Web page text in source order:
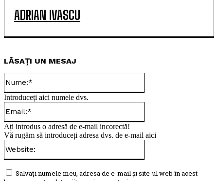
ADRIAN IVASCU
LĂSAȚI UN MESAJ
Introduceți aici numele dvs.
Ați introdus o adresă de e-mail incorectă!
Vă rugăm să introduceți adresa dvs. de e-mail aici
Salvați numele meu, adresa de e-mail și site-ul web în acest